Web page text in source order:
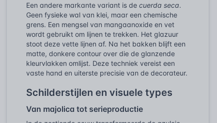
Een andere markante variant is de cuerda seca.
Geen fysieke wal van klei, maar een chemische
grens. Een mengsel van mangaanoxide en vet
wordt gebruikt om lijnen te trekken. Het glazuur
stoot deze vette lijnen af. Na het bakken blijft een
matte, donkere contour over die de glanzende
kleurvlakken omlijst. Deze techniek vereist een
vaste hand en uiterste precisie van de decorateur.
Schilderstijlen en visuele types
Van majolica tot serieproductie